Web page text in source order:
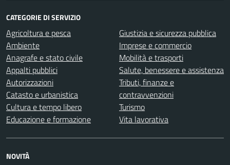
CATEGORIE DI SERVIZIO
Agricoltura e pesca
Ambiente
Anagrafe e stato civile
Appalti pubblici
Autorizzazioni
Catasto e urbanistica
Cultura e tempo libero
Educazione e formazione
Giustizia e sicurezza pubblica
Imprese e commercio
Mobilità e trasporti
Salute, benessere e assistenza
Tributi, finanze e
contravvenzioni
Turismo
Vita lavorativa
NOVITÀ